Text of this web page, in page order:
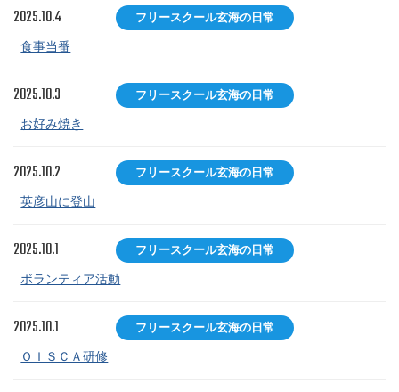
2025.10.4 フリースクール玄海の日常
食事当番
2025.10.3 フリースクール玄海の日常
お好み焼き
2025.10.2 フリースクール玄海の日常
英彦山に登山
2025.10.1 フリースクール玄海の日常
ボランティア活動
2025.10.1 フリースクール玄海の日常
ＯＩＳＣＡ研修